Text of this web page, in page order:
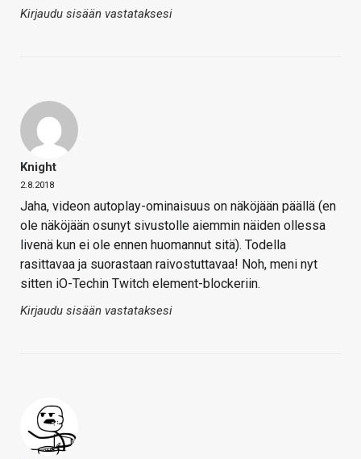
Kirjaudu sisään vastataksesi
Knight
2.8.2018
Jaha, videon autoplay-ominaisuus on näköjään päällä (en
ole näköjään osunyt sivustolle aiemmin näiden ollessa
livenä kun ei ole ennen huomannut sitä). Todella
rasittavaa ja suorastaan raivostuttavaa! Noh, meni nyt
sitten iO-Techin Twitch element-blockeriin.
Kirjaudu sisään vastataksesi